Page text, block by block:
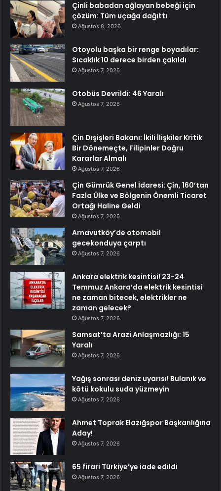
Çinli babadan ağlayan bebeği için
çözüm: Tüm uçağa dağıttı
Ağustos 8, 2026
Otoyolu başka bir renge boyadılar:
Sıcaklık 10 derece birden çakıldı
Ağustos 7, 2026
Otobüs Devrildi: 46 Yaralı
Ağustos 7, 2026
Çin Dışişleri Bakanı: İkili İlişkiler Kritik
Bir Dönemeçte, Filipinler Doğru
Kararlar Almalı
Ağustos 7, 2026
Çin Gümrük Genel İdaresi: Çin, 160’tan
Fazla Ülke ve Bölgenin Önemli Ticaret
Ortağı Haline Geldi
Ağustos 7, 2026
Arnavutköy’de otomobil
gecekonduya çarptı
Ağustos 7, 2026
Ankara elektrik kesintisi! 23-24
Temmuz Ankara’da elektrik kesintisi
ne zaman bitecek, elektrikler ne
zaman gelecek?
Ağustos 7, 2026
Samsat’ta Arazi Anlaşmazlığı: 15
Yaralı
Ağustos 7, 2026
Yağış sonrası deniz uyarısı! Bulanık ve
kötü kokulu suda yüzmeyin
Ağustos 7, 2026
Ahmet Toprak Elazığspor Başkanlığına
Aday!
Ağustos 7, 2026
65 firari Türkiye’ye iade edildi
Ağustos 7, 2026